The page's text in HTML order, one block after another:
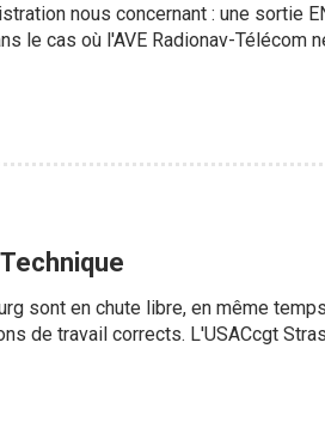
nous concernant : une sortie
le cas où l'AVE Radionav-Télécom
sont en chute libre, en même
de travail corrects. L'USACcgt